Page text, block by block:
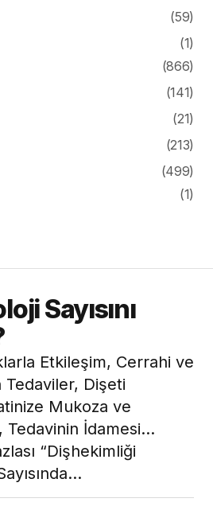
(59)
(1)
(866)
(141)
(21)
(213)
(499)
(1)
Sayısını
Etkileşim, Cerrahi ve
Tedaviler, Dişeti
Mukoza ve
Tedavinin İdamesi…
“Dişhekimliği